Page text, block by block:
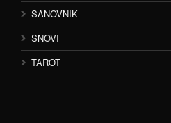
SANOVNIK
SNOVI
TAROT